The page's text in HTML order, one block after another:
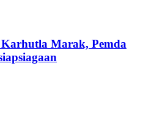
Marak, Pemda